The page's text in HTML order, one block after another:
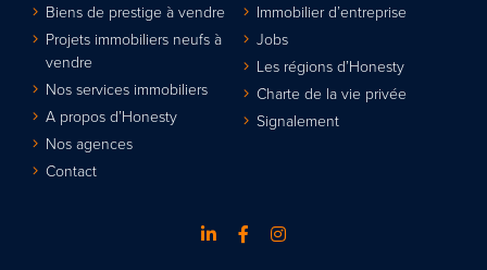
Biens de prestige à vendre
Projets immobiliers neufs à
vendre
Nos services immobiliers
A propos d’Honesty
Nos agences
Contact
Immobilier d’entreprise
Jobs
Les régions d’Honesty
Charte de la vie privée
Signalement